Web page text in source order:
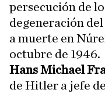
persecución de
degeneración
a muerte en
octubre de 1946.
Hans Michael
de Hitler a jefe